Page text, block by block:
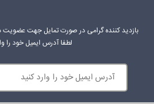
بازدید کننده گرامی در صورت تمایل جهت عضویت
لطفا آدرس ایمیل خود را